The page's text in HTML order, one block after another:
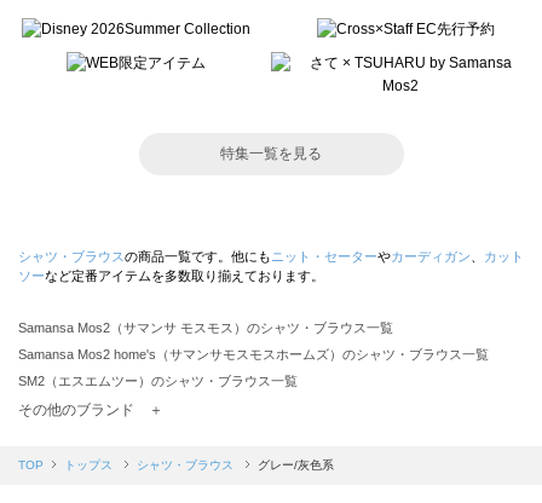
特集一覧を見る
シャツ・ブラウスの商品一覧です。他にも ニット・セーターやカーディガン
カット
ソーなど定番アイテムを多数取り揃えております。
Samansa Mos2（サマンサ モスモス）のシャツ・ブラウス一覧
Samansa Mos2 home's（サマンサモスモスホームズ）のシャツ・ブラウス一覧
SM2（エスエムツー）のシャツ・ブラウス一覧
Samansa Mos2 blue（サマンサモスモス ブルー）のシャツ・ブラウス一覧
その他のブランド ＋
TOP トップス シャツ・ブラウス グレー/灰色系